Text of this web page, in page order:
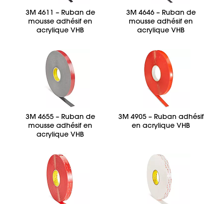
3M 4611 – Ruban de
mousse adhésif en
acrylique VHB
3M 4646 – Ruban de
mousse adhésif en
acrylique VHB
3M 4655 – Ruban de
mousse adhésif en
acrylique VHB
3M 4905 – Ruban adhésif
en acrylique VHB